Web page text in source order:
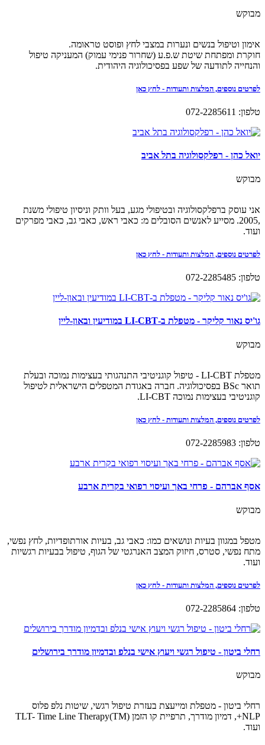
מבוקש
אימון וטיפול בנשים ונערות במצבי לחץ ופוסט טראומה.
חוקרת ומפתחת שיטת ש.פ.ע (שחרור פנימי עמוק) המעניקה טיפול
והנחייה לתודעה של שפע בפסיכולוגיה היהודית.
לפרטים נוספים, המלצות ותעודות - לחץ כאן
טלפון: 072-2285611
יואל כהן - רפלקסולוגיה בתל אביב
מבוקש
אני עוסק ברפלקסולוגיה ובטיפולי מגע, בעל וותק וניסיון טיפולי משנת
,2005. מסייע לאנשים הסובלים מ: כאבי ראש, כאבי גב, כאבי מפרקים
ועוד.
לפרטים נוספים, המלצות ותעודות - לחץ כאן
טלפון: 072-2285485
גו'יס נאור קליקר - מטפלת ב-LI-CBT במודיעין ובאון-ליין
מבוקש
מטפלת LI-CBT - טיפול קוגניטיבי התנהגותי בעצימות נמוכה ובעלת
תואר BSc בפסיכולוגיה. חברה באגודת המטפלים הישראלית לטיפול
קוגניטיבי בעצימות נמוכה LI-CBT.
לפרטים נוספים, המלצות ותעודות - לחץ כאן
טלפון: 072-2285983
אסף אברהם - פרחי באך ועיסוי רפואי בקרית ארבע
מבוקש
מטפל במגוון בעיות ונושאים כמו: כאבי גב, בעיות אורתופדיות, לחץ נפשי,
מתח נפשי, סטרס, חיזוק המצב האנרגטי של הגוף, טיפול בבעיות רגשיות
ועוד.
לפרטים נוספים, המלצות ותעודות - לחץ כאן
טלפון: 072-2285864
רחלי ביטון - טיפול רגשי ויעוץ אישי בנלפ ובדמיון מודרך בירושלים
מבוקש
רחלי ביטון - מטפלת ומייעצת בעזרת טיפול רגשי, שיטות נלפ פלוס
NLP+, דמיון מודרך, תרפיית קו הזמן (TLT- Time Line Therapy(TM
ועוד.